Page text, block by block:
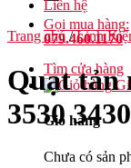
Gọi mua hàng:
079.460.1170
Tìm cửa hàng
Giỏ hàng
Chưa có sản
Liên hệ
Trang chủ / Linh
Quạt tản
3530